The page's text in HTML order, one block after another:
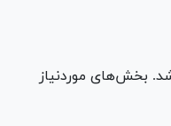
بخش‌های موردنیاز